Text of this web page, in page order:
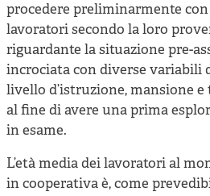
procedere preliminarmente
lavoratori secondo la loro
riguardante la situazione pre-
incrociata con diverse variabili
livello d’istruzione, mansione
al fine di avere una prima
in esame.
L’età media dei lavoratori al
in cooperativa è, come